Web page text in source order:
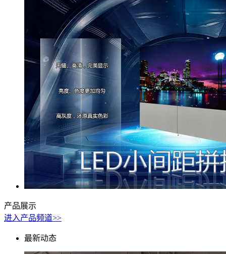
产品展示
进入产品频道>>
最新动态